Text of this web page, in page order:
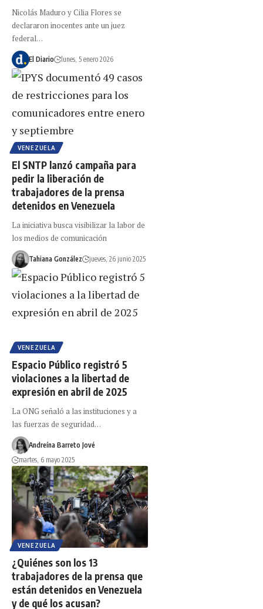
Nicolás Maduro y Cilia Flores se
declararon inocentes ante un juez
federal…
El Diario lunes, 5 enero 2026
VENEZUELA
El SNTP lanzó campaña para
pedir la liberación de
trabajadores de la prensa
detenidos en Venezuela
La iniciativa busca visibilizar la labor de
los medios de comunicación
Tahiana González jueves, 26 junio 2025
VENEZUELA
Espacio Público registró 5
violaciones a la libertad de
expresión en abril de 2025
La ONG señaló a las instituciones y a
las fuerzas de seguridad…
Andreína Barreto Jové
martes, 6 mayo 2025
VENEZUELA
¿Quiénes son los 13
trabajadores de la prensa que
están detenidos en Venezuela
y de qué los acusan?